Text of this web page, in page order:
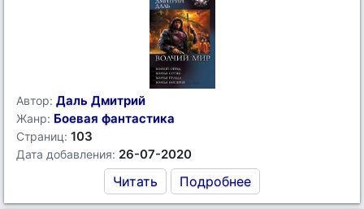
Автор: Даль Дмитрий
Жанр: Боевая фантастика
Страниц: 103
Дата добавления: 26-07-2020
Читать Подробнее